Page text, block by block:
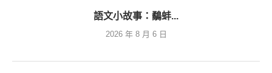
語文小故事：鷸蚌...
2026 年 8 月 6 日